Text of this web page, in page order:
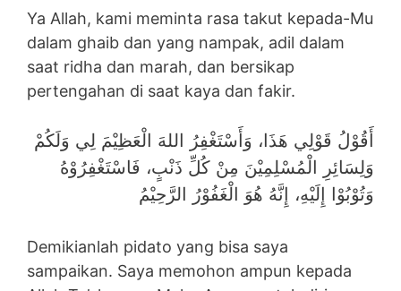
Ya Allah, kami meminta rasa takut kepada-Mu
dalam ghaib dan yang nampak, adil dalam
saat ridha dan marah, dan bersikap
pertengahan di saat kaya dan fakir.
أَقُوْلُ قَوْلِي هَذَا، وَأَسْتَغْفِرُ اللهَ الْعَظِيْمَ لِي وَلَكُمْ
وَلِسَائِرِ الْمُسْلِمِيْنَ مِنْ كُلِّ ذَنْبٍ، فَاسْتَغْفِرُوْهُ
وَتُوْبُوْا إِلَيْهِ، إِنَّهُ هُوَ الْغَفُوْرُ الرَّحِيْمُ
Demikianlah pidato yang bisa saya
sampaikan. Saya memohon ampun kepada